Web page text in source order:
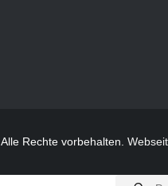
Rechte vorbehalten.
Products